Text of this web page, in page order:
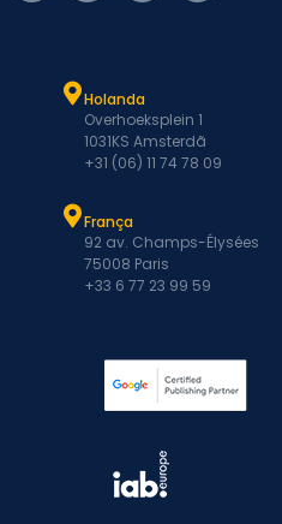
Holanda
Overhoeksplein 1
1031KS Amsterdã
+31 (06) 11 74 78 09
França
92 av. Champs-Élysées
75008 Paris
+33 6 77 23 99 59